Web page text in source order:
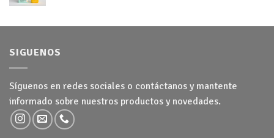
SIGUENOS
Síguenos en redes sociales o contáctanos y mantente
informado sobre nuestros productos y novedades.